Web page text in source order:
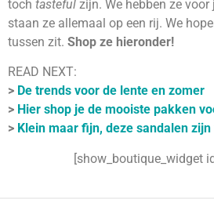
toch tasteful zijn. We hebben ze
staan ze allemaal op een rij. We
tussen zit. Shop ze hieronder!
READ NEXT:
> De trends voor de lente en zomer
> Hier shop je de mooiste pakken
> Klein maar fijn, deze sandalen
[show_boutique_widget